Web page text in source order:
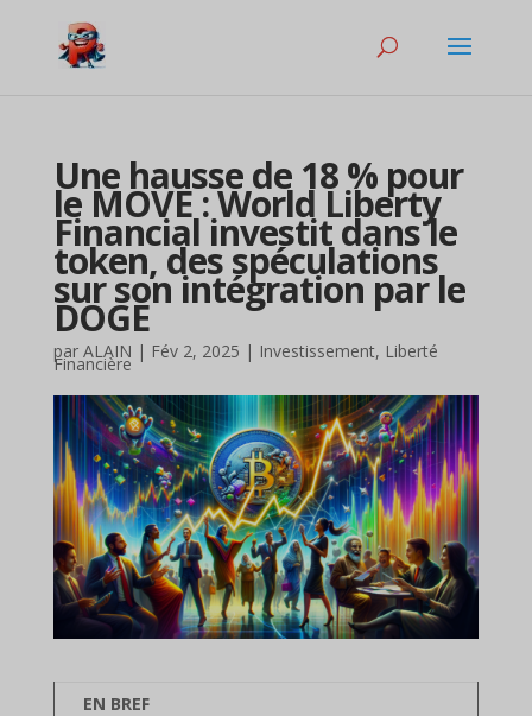
Une hausse de 18 % pour
le MOVE : World Liberty
Financial investit dans le
token, des spéculations
sur son intégration par le
DOGE
par ALAIN | Fév 2, 2025 | Investissement, Liberté
Financière
EN BREF